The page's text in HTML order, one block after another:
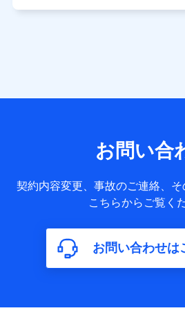
当社又は株式会社NTTドコモが提供
送信履歴などの情報）が含まれます
約に関する情報。例として、保険契
名、住所、生年月日、性別、保険契
保険加入の目的、保険商品の内容、
年数などの情報、ペットの種類や年
れます。
【共同して利用する者の範囲】
株式会社NTTドコモ
お問い合
契約内容変更、事故のご連絡、
こちらからご覧く
お問い合わせは